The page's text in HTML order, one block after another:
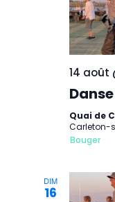
14 août
Quai de
Carleton-
Bouger
DIM
16